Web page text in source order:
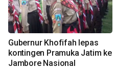
Gubernur Khofifah lepas
kontingen Pramuka Jatim ke
Jambore Nasional